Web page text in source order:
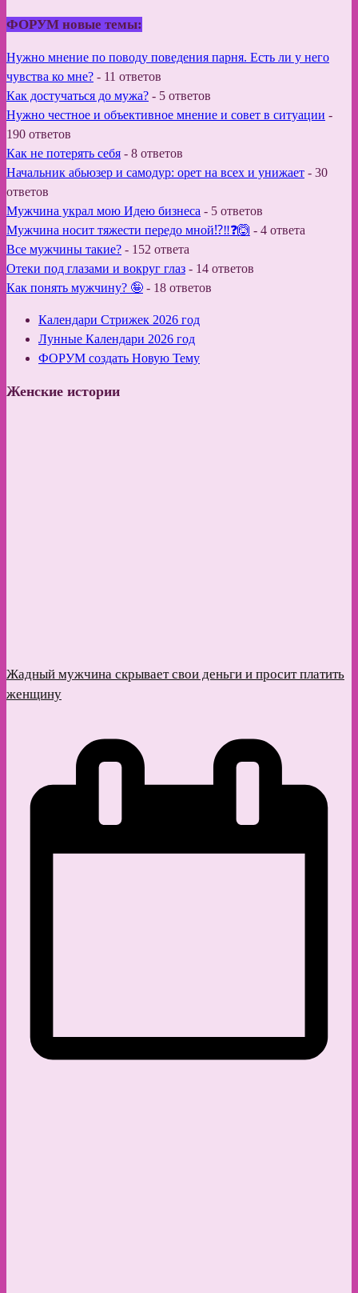
ФОРУМ новые темы:
Нужно мнение по поводу поведения парня. Есть ли у него
чувства ко мне? - 11 ответов
Как достучаться до мужа? - 5 ответов
Нужно честное и объективное мнение и совет в ситуации -
190 ответов
Как не потерять себя - 8 ответов
Начальник абьюзер и самодур: орет на всех и унижает - 30
ответов
Мужчина украл мою Идею бизнеса - 5 ответов
Мужчина носит тяжести передо мной⁉️‼️❓🙆 - 4 ответа
Все мужчины такие? - 152 ответа
Отеки под глазами и вокруг глаз - 14 ответов
Как понять мужчину? 🤪 - 18 ответов
Календари Стрижек 2026 год
Лунные Календари 2026 год
ФОРУМ создать Новую Тему
Женские истории
Жадный мужчина скрывает свои деньги и просит платить
женщину